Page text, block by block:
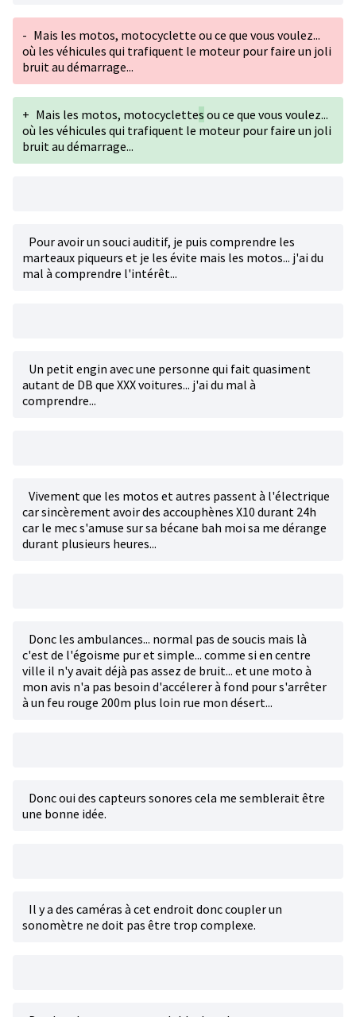
- Mais les motos, motocyclette ou ce que vous voulez...
où les véhicules qui trafiquent le moteur pour faire un joli
bruit au démarrage...
+ Mais les motos, motocyclettes ou ce que vous voulez...
où les véhicules qui trafiquent le moteur pour faire un joli
bruit au démarrage...
Pour avoir un souci auditif, je puis comprendre les
marteaux piqueurs et je les évite mais les motos... j'ai du
mal à comprendre l'intérêt...
Un petit engin avec une personne qui fait quasiment
autant de DB que XXX voitures... j'ai du mal à
comprendre...
Vivement que les motos et autres passent à l'électrique
car sincèrement avoir des accouphènes X10 durant 24h
car le mec s'amuse sur sa bécane bah moi sa me dérange
durant plusieurs heures...
Donc les ambulances... normal pas de soucis mais là
c'est de l'égoisme pur et simple... comme si en centre
ville il n'y avait déjà pas assez de bruit... et une moto à
mon avis n'a pas besoin d'accélerer à fond pour s'arrêter
à un feu rouge 200m plus loin rue mon désert...
Donc oui des capteurs sonores cela me semblerait être
une bonne idée.
Il y a des caméras à cet endroit donc coupler un
sonomètre ne doit pas être trop complexe.